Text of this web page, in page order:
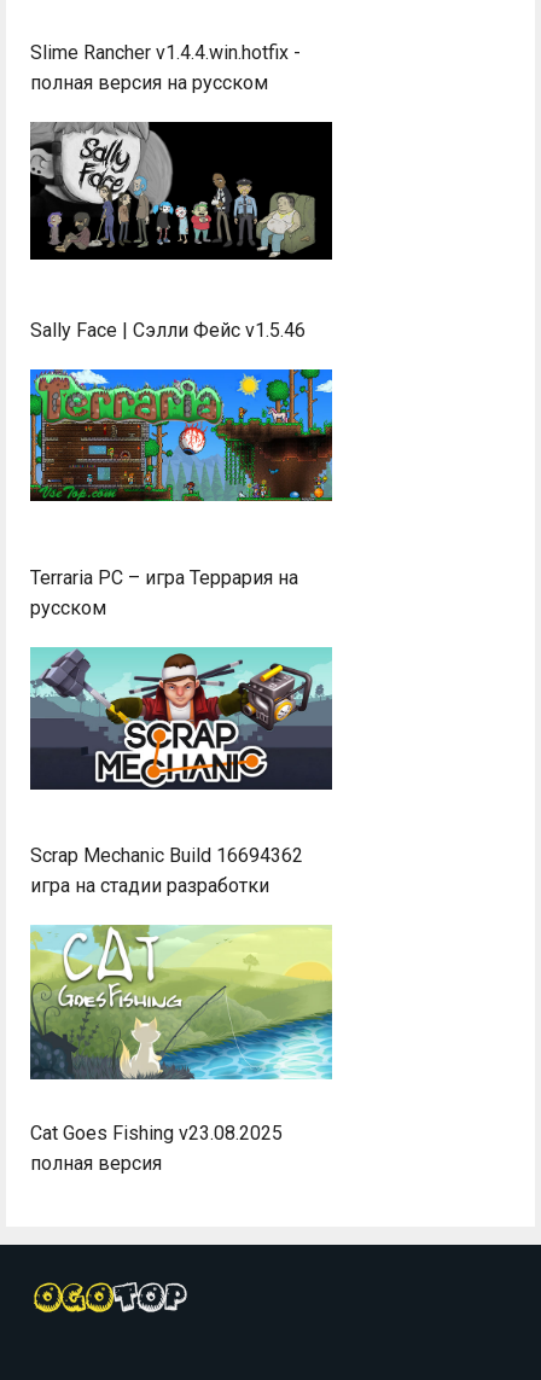
Slime Rancher v1.4.4.win.hotfix -
полная версия на русском
Sally Face | Сэлли Фейс v1.5.46
Terraria PC – игра Террария на
русском
Scrap Mechanic Build 16694362
игра на стадии разработки
Cat Goes Fishing v23.08.2025
полная версия